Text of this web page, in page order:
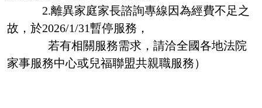
2.離異家庭家長諮詢專線因為經費不足之
故，於2026/1/31暫停服務，
若有相關服務需求，請洽全國各地法院
家事服務中心或兒福聯盟共親職服務）